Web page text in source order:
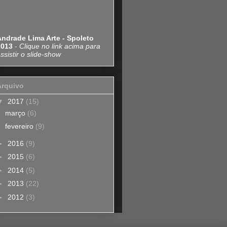
Lima Arte - Spoleto
- Clique no link acima para
o slide-show
2017 (15)
março (6)
fevereiro (9)
2016 (9)
2015 (6)
2014 (5)
2013 (22)
2012 (3)